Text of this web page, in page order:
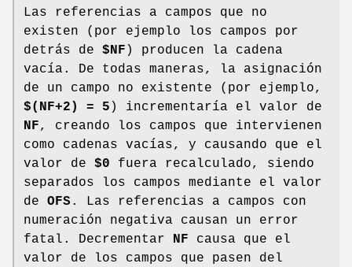
Las referencias a campos que no
existen (por ejemplo los campos por
detrás de $NF ) producen la cadena
vacía. De todas maneras, la asignación
de un campo no existente (por ejemplo,
$(NF+2) = 5 ) incrementaría el valor de
NF, creando los campos que intervienen
como cadenas vacías, y causando que el
valor de $0 fuera recalculado, siendo
separados los campos mediante el valor
de OFS . Las referencias a campos con
numeración negativa causan un error
fatal. Decrementar NF causa que el
valor de los campos que pasen del